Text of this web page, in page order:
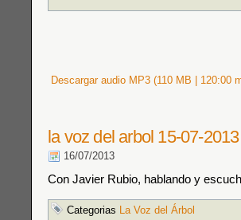
Descargar audio MP3 (110 MB | 120:00
la voz del arbol 15-07-2013
16/07/2013
Con Javier Rubio, hablando y
Categorias La Voz del Árbol